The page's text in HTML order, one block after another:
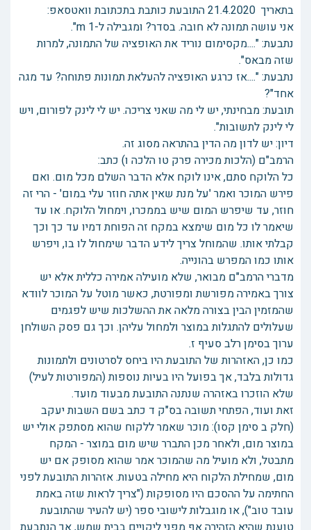
בתאריך 21.4.2020 התובעת כותבת בתכתובת וואטסאפ:
אני עושה תמונה לא חובה. בסדר? ומגבילה ל-1 m".
נתבעת: "....מקסימום נוריד את האופציה של התמונה, למרות
שזה מבאס".
נתבעת: "....אז כרגע האופציה להעלאת תמונות פתוחה? עד מגה
אחד"?
תובעת: מבחינתי, יש לי מה שאני צריכה. יש לי לינק לפורום, ויש
לי לינק לתשובות".
דיון: יש לדון מה הדין בהתראה מסוג זה.
הרמב"ם (הלכות מכירה פרק טו הלכה ו) כתב:
כל הלוקח סתם, אינו לוקח אלא הדבר השלם מכל מום. ואם
פירש המוכר ואמר 'על מנת שאין אתה חוזר עלי במום' - הרי זה
חוזר, עד שיפרש המום שיש בממכרו, וימחול הלוקח. או עד
שיאמר לו כל מום שימצא במקח זה הפוחת דמיו עד כך וכך
קבלתי אותו. שהמוחל צריך לידע הדבר שימחול לו בו, ויפרש
אותו כמו המפרש בהונייה.
מדברי הרמב"ם מבואר, שלא מועילה אמירה כללית אלא יש
צורך באמירה מפורשת ומפורטת, כאשר מוטל על המוכר לוודא
שהמזמין הבין בצורה מלאה את ההשלכות שיש לפגמים
שעלולים להתגלות במוצר ולמחול עליהן. וכך גם פסק השולחן
ערוך בסימן רלב סעיף ז.
כמו כן, האזהרות של התובעת היו ביחס לסרטונים ולתמונות
גדולות בלבד, אך בפועל היו בעיות נוספות (המפורטות לעיל)
שלא הוזכרו באזהרה שנתנה התובעת מבעוד מועד.
זאת ועוד, הפתחי תשובה בס"ק ד כתב בשם השבות יעקב
(חלק ב סימן קסו): מוכר שאמר ללקוח שהוא מסתפק אולי יש
במוצר מום, ולאחר מכן התברר שיש מום במוצר - המקח
מתבטל, ולא מועיל מה שהמוכר אמר שהוא מסופק אם יש
מום, שמחילת הלקוח היא מחילה בטעות. אזהרות התובעת לפני
החתימה על ההסכם היו מסופקות ("צריך לראות שזה באמת
עובד טוב"), או מוגבלות לישובי ספר (יש להעיר שהתובעת